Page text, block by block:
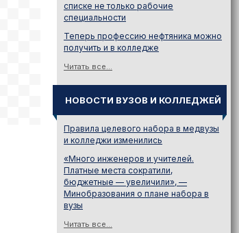
списке не только рабочие
специальности
Теперь профессию нефтяника можно
получить и в колледже
Читать все...
НОВОСТИ ВУЗОВ И КОЛЛЕДЖЕЙ
Правила целевого набора в медвузы
и колледжи изменились
«Много инженеров и учителей.
Платные места сократили,
бюджетные — увеличили», —
Минобразования о плане набора в
вузы
Читать все...